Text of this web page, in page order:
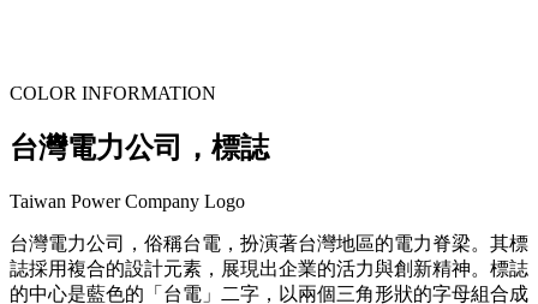
COLOR INFORMATION
台灣電力公司，標誌
Taiwan Power Company Logo
台灣電力公司，俗稱台電，扮演著台灣地區的電力脊梁。其標
誌採用複合的設計元素，展現出企業的活力與創新精神。標誌
的中心是藍色的「台電」二字，以兩個三角形狀的字母組合成